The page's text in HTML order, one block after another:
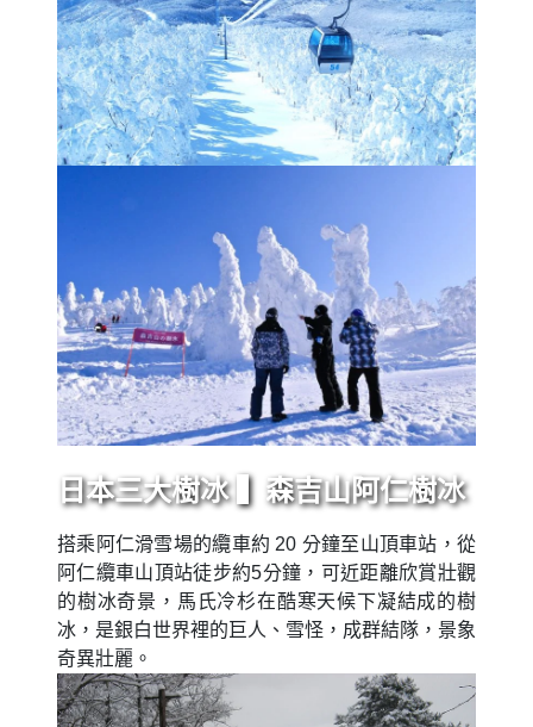
日本三大樹冰 ▍森吉山阿仁樹冰
搭乘阿仁滑雪場的纜車約 20 分鐘至山頂車站，從
阿仁纜車山頂站徒步約5分鐘，可近距離欣賞壯觀
的樹冰奇景，馬氏冷杉在酷寒天候下凝結成的樹
冰，是銀白世界裡的巨人、雪怪，成群結隊，景象
奇異壯麗。